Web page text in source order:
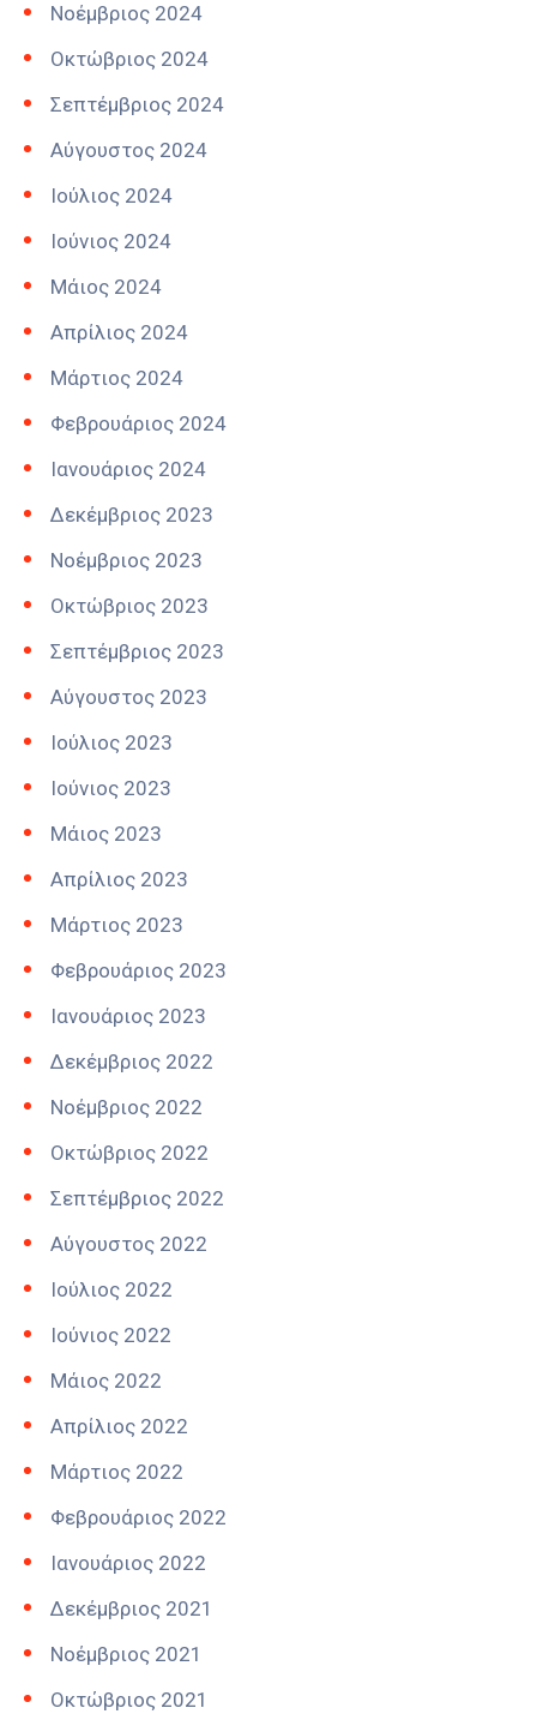
Νοέμβριος 2024
Οκτώβριος 2024
Σεπτέμβριος 2024
Αύγουστος 2024
Ιούλιος 2024
Ιούνιος 2024
Μάιος 2024
Απρίλιος 2024
Μάρτιος 2024
Φεβρουάριος 2024
Ιανουάριος 2024
Δεκέμβριος 2023
Νοέμβριος 2023
Οκτώβριος 2023
Σεπτέμβριος 2023
Αύγουστος 2023
Ιούλιος 2023
Ιούνιος 2023
Μάιος 2023
Απρίλιος 2023
Μάρτιος 2023
Φεβρουάριος 2023
Ιανουάριος 2023
Δεκέμβριος 2022
Νοέμβριος 2022
Οκτώβριος 2022
Σεπτέμβριος 2022
Αύγουστος 2022
Ιούλιος 2022
Ιούνιος 2022
Μάιος 2022
Απρίλιος 2022
Μάρτιος 2022
Φεβρουάριος 2022
Ιανουάριος 2022
Δεκέμβριος 2021
Νοέμβριος 2021
Οκτώβριος 2021